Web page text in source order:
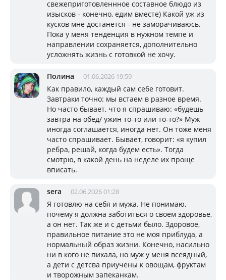
свежеприготовленнное составное блюдо из
изысков - конечно, едим вместе) Какой уж из
кусков мне достанется - не заморачиваюсь.
Пока у меня тенденция в нужном темпе и
направлении сохраняется, дополнительно
усложнять жизнь с готовкой не хочу.
Полина 01.06.2026 19:59
Как правило, каждый сам себе готовит.
Завтраки точно: мы встаем в разное время.
Но часто бывает, что я спрашиваю: «будешь
завтра на обед/ ужин то-то или то-то?» Муж
иногда соглашается, иногда нет. Он тоже меня
часто спрашивает. Бывает, говорит: «я купил
ребра, решай, когда будем есть». Тогда
смотрю, в какой день на неделе их проще
вписать.
sera 02.06.2026 01:28
Я готовлю на себя и мужа. Не понимаю,
почему я должна заботиться о своем здоровье,
а он нет. Так же и с детьми было. Здоровое,
правильное питание это не моя приблуда, а
нормальный образ жизни. Конечно, насильно
ни в кого не пихала, но муж у меня всеядный,
а дети с детсва приучены к овощам, фруктам
и творожным запеканкам.